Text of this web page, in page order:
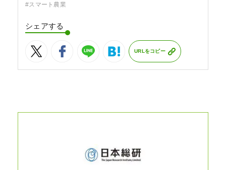
#スマート農業
シェアする
URLをコピー